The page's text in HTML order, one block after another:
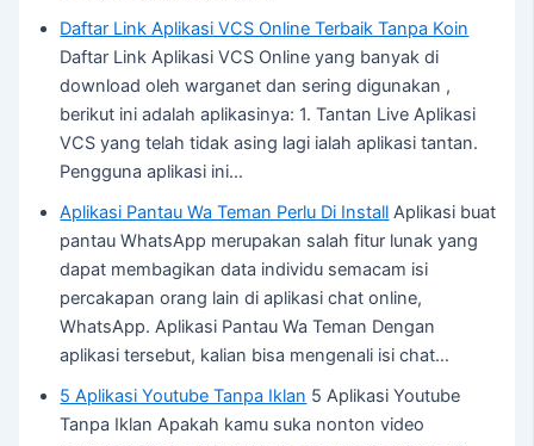
Daftar Link Aplikasi VCS Online Terbaik Tanpa Koin
Daftar Link Aplikasi VCS Online yang banyak di
download oleh warganet dan sering digunakan ,
berikut ini adalah aplikasinya: 1. Tantan Live Aplikasi
VCS yang telah tidak asing lagi ialah aplikasi tantan.
Pengguna aplikasi ini…
Aplikasi Pantau Wa Teman Perlu Di Install Aplikasi buat
pantau WhatsApp merupakan salah fitur lunak yang
dapat membagikan data individu semacam isi
percakapan orang lain di aplikasi chat online,
WhatsApp. Aplikasi Pantau Wa Teman Dengan
aplikasi tersebut, kalian bisa mengenali isi chat…
5 Aplikasi Youtube Tanpa Iklan 5 Aplikasi Youtube
Tanpa Iklan Apakah kamu suka nonton video